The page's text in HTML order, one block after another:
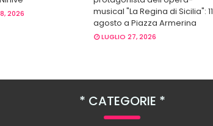
2026
musical "La Regina di Sicilia": 11
agosto a Piazza Armerina
LUGLIO 27, 2026
CATEGORIE